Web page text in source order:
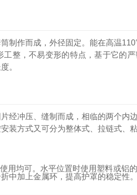
制作而成，外径固定。能在高温
整，不易变形的特点，基于它的
。
经冲压、缝制而成，相临的两个内
装方式又可分为整体式、拉链式、
用均可。水平位置时使用塑料或铝
中加上金属环，提高护罩的稳定性